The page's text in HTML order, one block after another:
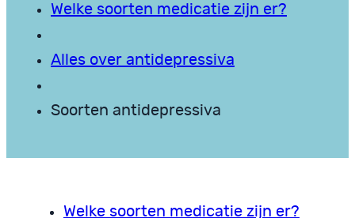
Welke soorten medicatie zijn er?
Alles over antidepressiva
Soorten antidepressiva
Welke soorten medicatie zijn er?